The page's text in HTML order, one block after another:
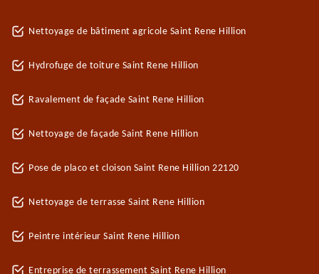
Nettoyage de bâtiment agricole Saint Rene Hillion
Hydrofuge de toiture Saint Rene Hillion
Ravalement de façade Saint Rene Hillion
Nettoyage de façade Saint Rene Hillion
Pose de placo et cloison Saint Rene Hillion 22120
Nettoyage de terrasse Saint Rene Hillion
Peintre intérieur Saint Rene Hillion
Entreprise de terrassement Saint Rene Hillion